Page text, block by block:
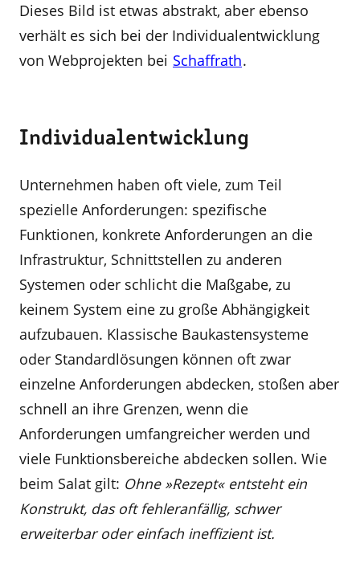
Dieses Bild ist etwas abstrakt, aber ebenso
verhält es sich bei der Individualentwicklung
von Webprojekten bei Schaffrath.
Individualentwicklung
Unternehmen haben oft viele, zum Teil
spezielle Anforderungen: spezifische
Funktionen, konkrete Anforderungen an die
Infrastruktur, Schnittstellen zu anderen
Systemen oder schlicht die Maßgabe, zu
keinem System eine zu große Abhängigkeit
aufzubauen. Klassische Baukastensysteme
oder Standardlösungen können oft zwar
einzelne Anforderungen abdecken, stoßen aber
schnell an ihre Grenzen, wenn die
Anforderungen umfangreicher werden und
viele Funktionsbereiche abdecken sollen. Wie
beim Salat gilt: Ohne »Rezept« entsteht ein
Konstrukt, das oft fehleranfällig, schwer
erweiterbar oder einfach ineffizient ist.